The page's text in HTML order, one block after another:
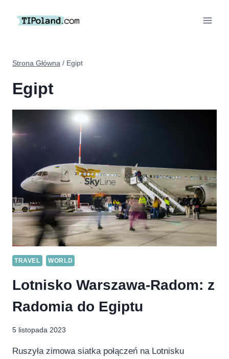
Strona Główna / Egipt
Egipt
TRAVEL WORLD
Lotnisko Warszawa-Radom: z
Radomia do Egiptu
5 listopada 2023
Ruszyła zimowa siatka połączeń na Lotnisku